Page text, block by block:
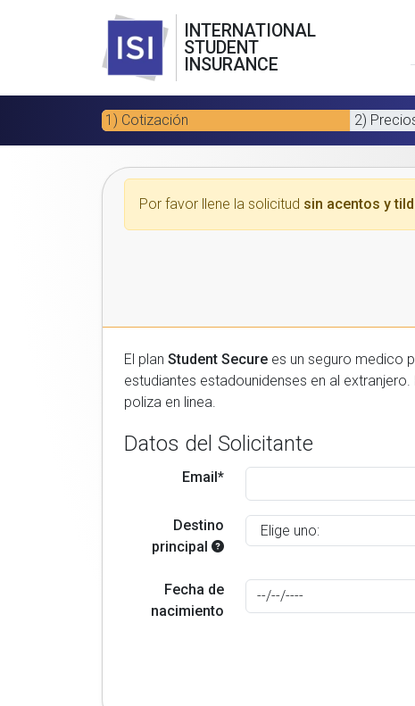
INTERNATIONAL
STUDENT
INSURANCE
1) Cotización 2)
Por favor llene la solicitud sin acentos y
El plan Student Secure es un seguro medico para estudiantes
estudiantes estadounidenses en al extranjero. Por favor, introduzca sus datos a continuacion para recibir un presupuesto gratuito y luego comprar una
poliza en linea.
Datos del Solicitante
Email*
Destino
principal
Fecha de
nacimiento